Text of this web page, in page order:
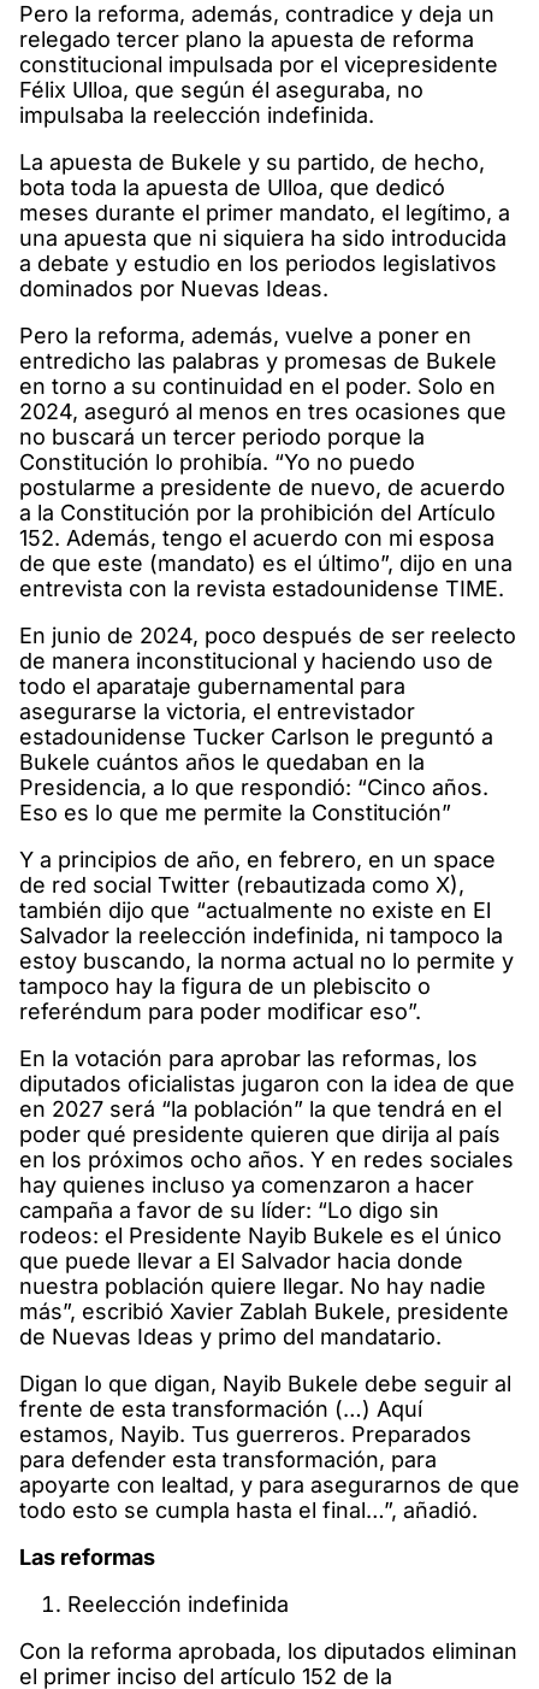
Pero la reforma, además, contradice y deja un
relegado tercer plano la apuesta de reforma
constitucional impulsada por el vicepresidente
Félix Ulloa, que según él aseguraba, no
impulsaba la reelección indefinida.
La apuesta de Bukele y su partido, de hecho,
bota toda la apuesta de Ulloa, que dedicó
meses durante el primer mandato, el legítimo, a
una apuesta que ni siquiera ha sido introducida
a debate y estudio en los periodos legislativos
dominados por Nuevas Ideas.
Pero la reforma, además, vuelve a poner en
entredicho las palabras y promesas de Bukele
en torno a su continuidad en el poder. Solo en
2024, aseguró al menos en tres ocasiones que
no buscará un tercer periodo porque la
Constitución lo prohibía. “Yo no puedo
postularme a presidente de nuevo, de acuerdo
a la Constitución por la prohibición del Artículo
152. Además, tengo el acuerdo con mi esposa
de que este (mandato) es el último”, dijo en una
entrevista con la revista estadounidense TIME.
En junio de 2024, poco después de ser reelecto
de manera inconstitucional y haciendo uso de
todo el aparataje gubernamental para
asegurarse la victoria, el entrevistador
estadounidense Tucker Carlson le preguntó a
Bukele cuántos años le quedaban en la
Presidencia, a lo que respondió: “Cinco años.
Eso es lo que me permite la Constitución”
Y a principios de año, en febrero, en un space
de red social Twitter (rebautizada como X),
también dijo que “actualmente no existe en El
Salvador la reelección indefinida, ni tampoco la
estoy buscando, la norma actual no lo permite y
tampoco hay la figura de un plebiscito o
referéndum para poder modificar eso”.
En la votación para aprobar las reformas, los
diputados oficialistas jugaron con la idea de que
en 2027 será “la población” la que tendrá en el
poder qué presidente quieren que dirija al país
en los próximos ocho años. Y en redes sociales
hay quienes incluso ya comenzaron a hacer
campaña a favor de su líder: “Lo digo sin
rodeos: el Presidente Nayib Bukele es el único
que puede llevar a El Salvador hacia donde
nuestra población quiere llegar. No hay nadie
más”, escribió Xavier Zablah Bukele, presidente
de Nuevas Ideas y primo del mandatario.
Digan lo que digan, Nayib Bukele debe seguir al
frente de esta transformación (…) Aquí
estamos, Nayib. Tus guerreros. Preparados
para defender esta transformación, para
apoyarte con lealtad, y para asegurarnos de que
todo esto se cumpla hasta el final…”, añadió.
Las reformas
Reelección indefinida
Con la reforma aprobada, los diputados eliminan
el primer inciso del artículo 152 de la